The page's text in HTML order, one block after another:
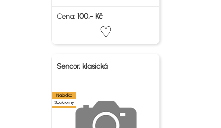
Cena: 100,- Kč
Sencor, klasická
Nabídka
Soukromý